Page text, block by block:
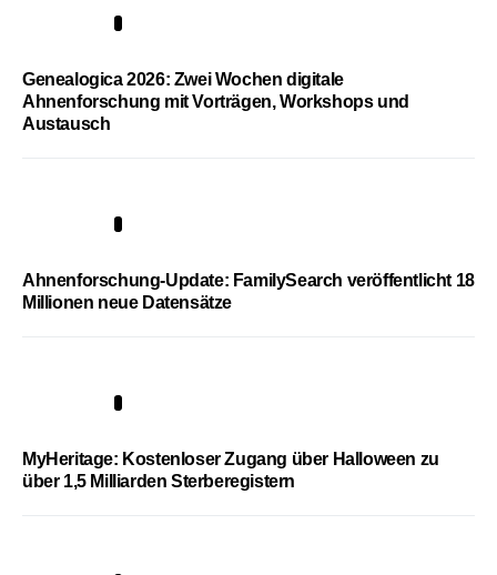
Genealogica 2026: Zwei Wochen digitale
Ahnenforschung mit Vorträgen, Workshops und
Austausch
Ahnenforschung-Update: FamilySearch veröffentlicht 18
Millionen neue Datensätze
MyHeritage: Kostenloser Zugang über Halloween zu
über 1,5 Milliarden Sterberegistern